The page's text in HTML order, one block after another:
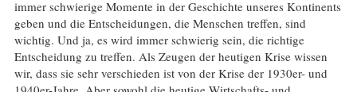
immer schwierige Momente in der Geschichte unseres Kontinents
geben und die Entscheidungen, die Menschen treffen, sind
wichtig. Und ja, es wird immer schwierig sein, die richtige
Entscheidung zu treffen. Als Zeugen der heutigen Krise wissen
wir, dass sie sehr verschieden ist von der Krise der 1930er- und